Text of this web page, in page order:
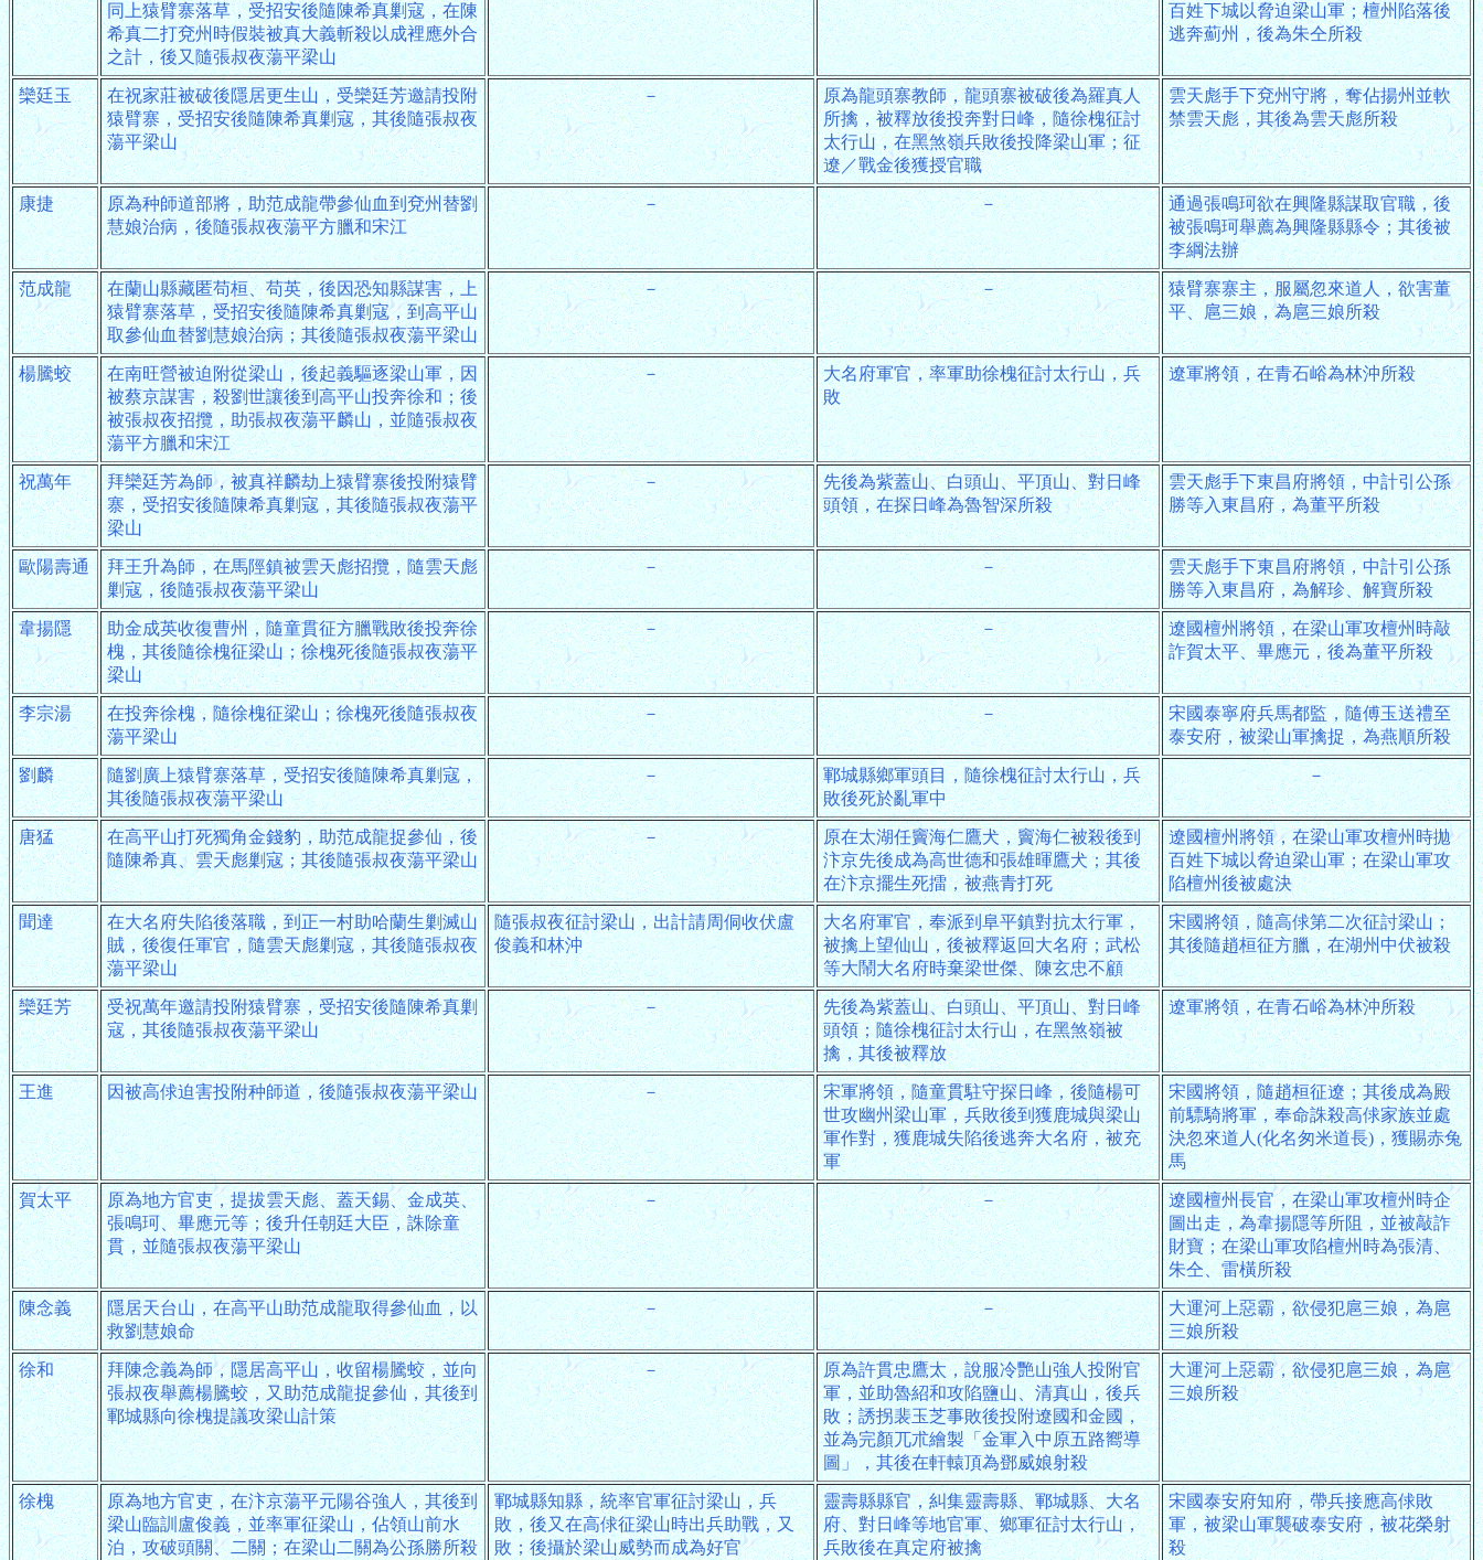
同上猿臂寨落草，受招安後隨陳希真剿寇，在陳
希真二打兗州時假裝被真大義斬殺以成裡應外合
之計，後又隨張叔夜蕩平梁山
百姓下城以脅迫梁山軍；檀州陷落後
逃奔薊州，後為朱仝所殺
欒廷玉
在祝家莊被破後隱居更生山，受欒廷芳邀請投附
猿臂寨，受招安後隨陳希真剿寇，其後隨張叔夜
蕩平梁山
－
原為龍頭寨教師，龍頭寨被破後為羅真人
所擒，被釋放後投奔對日峰，隨徐槐征討
太行山，在黑煞嶺兵敗後投降梁山軍；征
遼／戰金後獲授官職
雲天彪手下兗州守將，奪佔揚州並軟
禁雲天彪，其後為雲天彪所殺
康捷
原為种師道部將，助范成龍帶參仙血到兗州替劉
慧娘治病，後隨張叔夜蕩平方臘和宋江
－ －
通過張鳴珂欲在興隆縣謀取官職，後
被張鳴珂舉薦為興隆縣縣令；其後被
李綱法辦
范成龍
在蘭山縣藏匿苟桓、苟英，後因恐知縣謀害，上
猿臂寨落草，受招安後隨陳希真剿寇，到高平山
取參仙血替劉慧娘治病；其後隨張叔夜蕩平梁山
－ －
猿臂寨寨主，服屬忽來道人，欲害董
平、扈三娘，為扈三娘所殺
楊騰蛟
在南旺營被迫附從梁山，後起義驅逐梁山軍，因
被蔡京謀害，殺劉世讓後到高平山投奔徐和；後
被張叔夜招攬，助張叔夜蕩平麟山，並隨張叔夜
蕩平方臘和宋江
－
大名府軍官，率軍助徐槐征討太行山，兵
敗
遼軍將領，在青石峪為林沖所殺
祝萬年
拜欒廷芳為師，被真祥麟劫上猿臂寨後投附猿臂
寨，受招安後隨陳希真剿寇，其後隨張叔夜蕩平
梁山
－
先後為紫蓋山、白頭山、平頂山、對日峰
頭領，在探日峰為魯智深所殺
雲天彪手下東昌府將領，中計引公孫
勝等入東昌府，為董平所殺
歐陽壽通
拜王升為師，在馬陘鎮被雲天彪招攬，隨雲天彪
剿寇，後隨張叔夜蕩平梁山
－ －
雲天彪手下東昌府將領，中計引公孫
勝等入東昌府，為解珍、解寶所殺
韋揚隱
助金成英收復曹州，隨童貫征方臘戰敗後投奔徐
槐，其後隨徐槐征梁山；徐槐死後隨張叔夜蕩平
梁山
－ －
遼國檀州將領，在梁山軍攻檀州時敲
詐賀太平、畢應元，後為董平所殺
李宗湯
在投奔徐槐，隨徐槐征梁山；徐槐死後隨張叔夜
蕩平梁山
－ －
宋國泰寧府兵馬都監，隨傅玉送禮至
泰安府，被梁山軍擒捉，為燕順所殺
劉麟
隨劉廣上猿臂寨落草，受招安後隨陳希真剿寇，
其後隨張叔夜蕩平梁山
－
鄆城縣鄉軍頭目，隨徐槐征討太行山，兵
敗後死於亂軍中
－
唐猛
在高平山打死獨角金錢豹，助范成龍捉參仙，後
隨陳希真、雲天彪剿寇；其後隨張叔夜蕩平梁山
－
原在太湖任竇海仁鷹犬，竇海仁被殺後到
汴京先後成為高世德和張雄暉鷹犬；其後
在汴京擺生死擂，被燕青打死
遼國檀州將領，在梁山軍攻檀州時拋
百姓下城以脅迫梁山軍；在梁山軍攻
陷檀州後被處決
聞達
在大名府失陷後落職，到正一村助哈蘭生剿滅山
賊，後復任軍官，隨雲天彪剿寇，其後隨張叔夜
蕩平梁山
隨張叔夜征討梁山，出計請周侗收伏盧
俊義和林沖
大名府軍官，奉派到阜平鎮對抗太行軍，
被擒上望仙山，後被釋返回大名府；武松
等大鬧大名府時棄梁世傑、陳玄忠不顧
宋國將領，隨高俅第二次征討梁山；
其後隨趙桓征方臘，在湖州中伏被殺
欒廷芳
受祝萬年邀請投附猿臂寨，受招安後隨陳希真剿
寇，其後隨張叔夜蕩平梁山
－
先後為紫蓋山、白頭山、平頂山、對日峰
頭領；隨徐槐征討太行山，在黑煞嶺被
擒，其後被釋放
遼軍將領，在青石峪為林沖所殺
王進 因被高俅迫害投附种師道，後隨張叔夜蕩平梁山 －
宋軍將領，隨童貫駐守探日峰，後隨楊可
世攻幽州梁山軍，兵敗後到獲鹿城與梁山
軍作對，獲鹿城失陷後逃奔大名府，被充
軍
宋國將領，隨趙桓征遼；其後成為殿
前驃騎將軍，奉命誅殺高俅家族並處
決忽來道人(化名匆米道長)，獲賜赤兔
馬
賀太平
原為地方官吏，提拔雲天彪、蓋天錫、金成英、
張鳴珂、畢應元等；後升任朝廷大臣，誅除童
貫，並隨張叔夜蕩平梁山
－ －
遼國檀州長官，在梁山軍攻檀州時企
圖出走，為韋揚隱等所阻，並被敲詐
財寶；在梁山軍攻陷檀州時為張清、
朱仝、雷橫所殺
陳念義
隱居天台山，在高平山助范成龍取得參仙血，以
救劉慧娘命
－ －
大運河上惡霸，欲侵犯扈三娘，為扈
三娘所殺
徐和
拜陳念義為師，隱居高平山，收留楊騰蛟，並向
張叔夜舉薦楊騰蛟，又助范成龍捉參仙，其後到
鄆城縣向徐槐提議攻梁山計策
－
原為許貫忠鷹太，說服冷艷山強人投附官
軍，並助魯紹和攻陷鹽山、清真山，後兵
敗；誘拐裴玉芝事敗後投附遼國和金國，
並為完顏兀朮繪製「金軍入中原五路嚮導
圖」，其後在軒轅頂為鄧威娘射殺
大運河上惡霸，欲侵犯扈三娘，為扈
三娘所殺
徐槐
原為地方官吏，在汴京蕩平元陽谷強人，其後到
梁山臨訓盧俊義，並率軍征梁山，佔領山前水
泊，攻破頭關、二關；在梁山二關為公孫勝所殺
鄆城縣知縣，統率官軍征討梁山，兵
敗，後又在高俅征梁山時出兵助戰，又
敗；後攝於梁山威勢而成為好官
靈壽縣縣官，糾集靈壽縣、鄆城縣、大名
府、對日峰等地官軍、鄉軍征討太行山，
兵敗後在真定府被擒
宋國泰安府知府，帶兵接應高俅敗
軍，被梁山軍襲破泰安府，被花榮射
殺